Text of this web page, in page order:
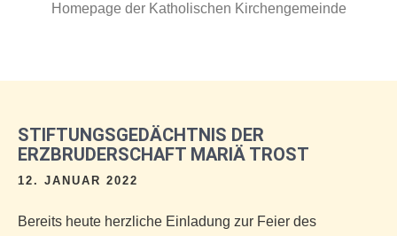
Homepage der Katholischen Kirchengemeinde
STIFTUNGSGEDÄCHTNIS DER
ERZBRUDERSCHAFT MARIÄ TROST
12. JANUAR 2022
Bereits heute herzliche Einladung zur Feier des